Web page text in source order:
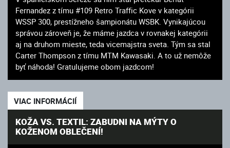
Fernandez z tímu #109 Retro Traffic Kove v kategórii
WSSP 300, prestížneho šampionátu WSBK. Vynikajúcou
správou zároveň je, že máme jazdca v rovnakej kategórii
aj na druhom mieste, teda vicemajstra sveta. Tým sa stal
Carter Thompson z tímu MTM Kawasaki. A to už nemôže
byť náhoda! Gratulujeme obom jazdcom!
VIAC INFORMÁCIÍ
KOŽA VS. TEXTIL: ZABUDNI NA MÝTY O
KOŽENOM OBLEČENÍ!